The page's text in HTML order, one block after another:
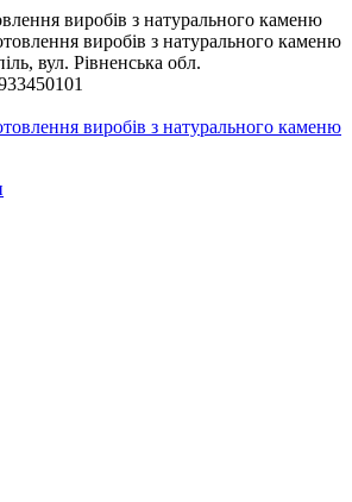
виробів з натурального каменю
вул. Рiвненська обл.